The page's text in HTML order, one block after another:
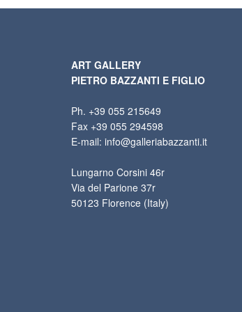
ART GALLERY
PIETRO BAZZANTI E FIGLIO
Ph. +39 055 215649
Fax +39 055 294598
E-mail: info@galleriabazzanti.it
Lungarno Corsini 46r
Via del Parione 37r
50123 Florence (Italy)